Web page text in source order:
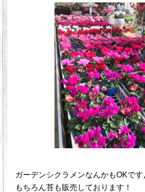
ガーデンシクラメンなんかもOKです
もちろん苔も販売しております！